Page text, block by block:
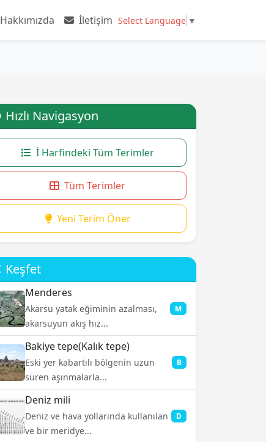
Hakkımızda İletişim Select Language ▼
Hızlı Navigasyon
İ Harfindeki Tüm Terimler
Tüm Terimler
Yeni Terim Öner
Keşfet
Menderes
Akarsu yatak eğiminin azalması,
akarsuyun akış hız...
M
Bakiye tepe(Kalık tepe)
Eski yer kabartılı bölgenin uzun
süren aşınmalarla...
B
Deniz mili
Deniz ve hava yollarında kullanılan
ve bir meridye...
D